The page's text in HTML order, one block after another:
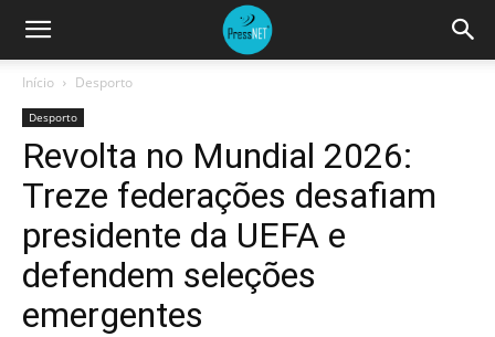
Início Desporto
Desporto
Revolta no Mundial 2026:
Treze federações desafiam
presidente da UEFA e
defendem seleções
emergentes